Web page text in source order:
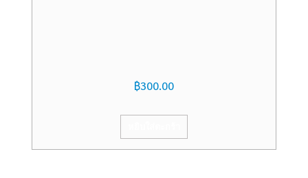
฿300.00